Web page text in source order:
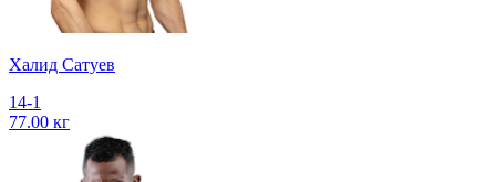
Халид Сатуев
14-1
77.00 кг